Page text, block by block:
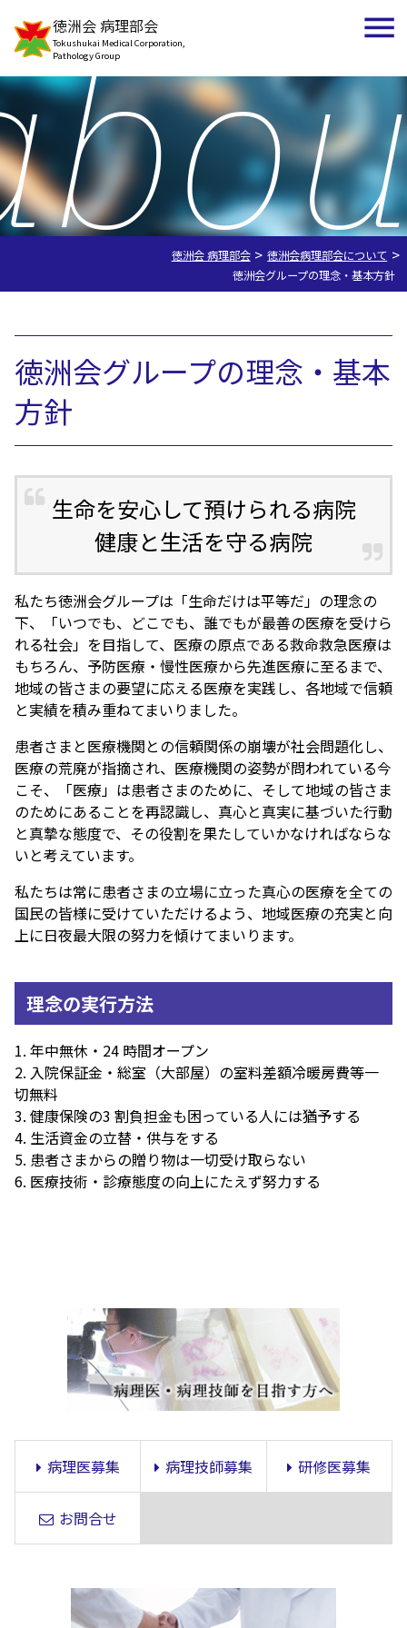
徳洲会 病理部会
Tokushukai Medical Corporation,
Pathology Group
徳洲会病理部会について
徳洲会 病理部会 > 徳洲会病理部会について >
徳洲会グループの理念・基本方針
徳洲会グループの理念・基本
方針
生命を安心して預けられる病院
健康と生活を守る病院
私たち徳洲会グループは「生命だけは平等だ」の理念の
下、「いつでも、どこでも、誰でもが最善の医療を受けら
れる社会」を目指して、医療の原点である救命救急医療は
もちろん、予防医療・慢性医療から先進医療に至るまで、
地域の皆さまの要望に応える医療を実践し、各地域で信頼
と実績を積み重ねてまいりました。
患者さまと医療機関との信頼関係の崩壊が社会問題化し、
医療の荒廃が指摘され、医療機関の姿勢が問われている今
こそ、「医療」は患者さまのために、そして地域の皆さま
のためにあることを再認識し、真心と真実に基づいた行動
と真摯な態度で、その役割を果たしていかなければならな
いと考えています。
私たちは常に患者さまの立場に立った真心の医療を全ての
国民の皆様に受けていただけるよう、地域医療の充実と向
上に日夜最大限の努力を傾けてまいります。
理念の実行方法
1. 年中無休・24 時間オープン
2. 入院保証金・総室（大部屋）の室料差額冷暖房費等一
切無料
3. 健康保険の3 割負担金も困っている人には猶予する
4. 生活資金の立替・供与をする
5. 患者さまからの贈り物は一切受け取らない
6. 医療技術・診療態度の向上にたえず努力する
病理医募集 病理技師募集 研修医募集
お問合せ